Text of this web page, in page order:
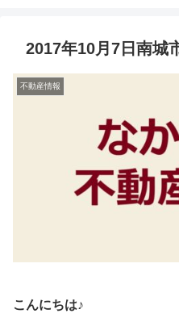
2017年10月7日南
不動産情報
こんにちは♪